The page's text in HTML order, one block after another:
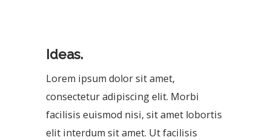
Ideas.
Lorem ipsum dolor sit amet,
consectetur adipiscing elit. Morbi
facilisis euismod nisi, sit amet lobortis
elit interdum sit amet. Ut facilisis